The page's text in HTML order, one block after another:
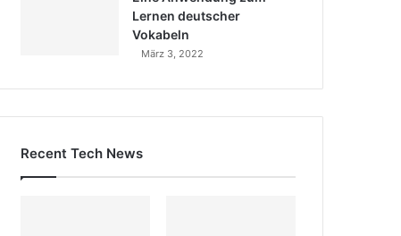
Lernen deutscher
Vokabeln
März 3, 2022
Recent Tech News